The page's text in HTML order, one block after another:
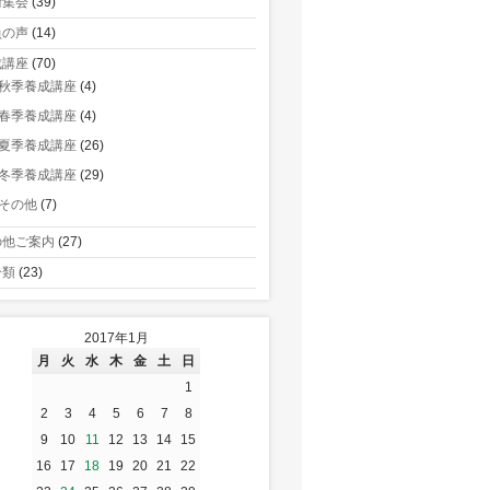
声 (14)
座 (70)
季養成講座 (4)
季養成講座 (4)
夏季養成講座 (26)
季養成講座 (29)
その他 (7)
ご案内 (27)
(23)
2017年1月
月
火 水 木 金 土
日
1
2
3 4 5 6 7
8
9
10 11 12 13 14
15
16
17 18 19 20 21
22